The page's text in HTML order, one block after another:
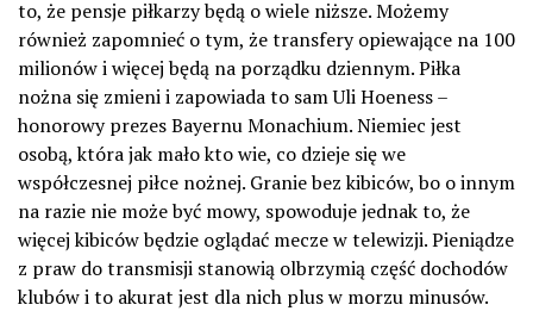
to, że pensje piłkarzy będą o wiele niższe. Możemy
również zapomnieć o tym, że transfery opiewające na 100
milionów i więcej będą na porządku dziennym. Piłka
nożna się zmieni i zapowiada to sam Uli Hoeness –
honorowy prezes Bayernu Monachium. Niemiec jest
osobą, która jak mało kto wie, co dzieje się we
współczesnej piłce nożnej. Granie bez kibiców, bo o innym
na razie nie może być mowy, spowoduje jednak to, że
więcej kibiców będzie oglądać mecze w telewizji. Pieniądze
z praw do transmisji stanowią olbrzymią część dochodów
klubów i to akurat jest dla nich plus w morzu minusów.